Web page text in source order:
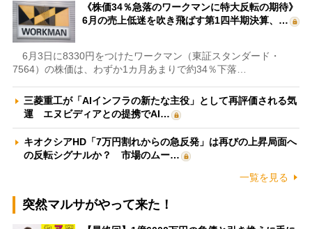
《株価34％急落のワークマンに特大反転の期待》
6月の売上低迷を吹き飛ばす第1四半期決算、…
6月3日に8330円をつけたワークマン（東証スタンダード・
7564）の株価は、わずか1カ月あまりで約34％下落…
三菱重工が「AIインフラの新たな主役」として再評価される気
運 エヌビディアとの提携でAI…
キオクシアHD「7万円割れからの急反発」は再びの上昇局面へ
の反転シグナルか？ 市場のムー…
一覧を見る
突然マルサがやって来た！